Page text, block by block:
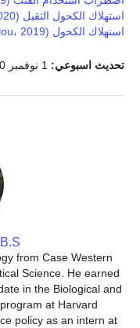
استهلاك الكحول الثقيل (Thompson ، 2020)
استهلاك الكحول (Evangelou، 2019)
تحديث اسبوعي:
from Case Western
Science. He earned
in the Biological and
at Harvard
policy as an intern at